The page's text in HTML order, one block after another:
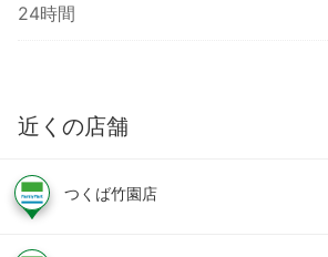
24時間
近くの店舗
つくば竹園店